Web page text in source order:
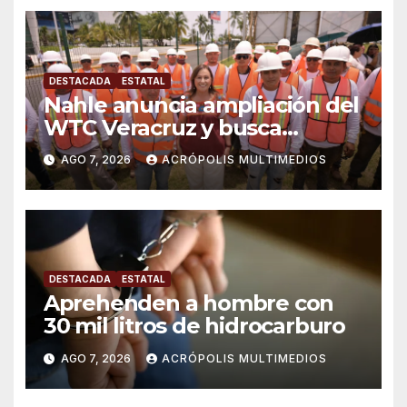
DESTACADA ESTATAL
Nahle anuncia ampliación del
WTC Veracruz y busca
solución para ingenio en crisis
AGO 7, 2026 ACRÓPOLIS MULTIMEDIOS
DESTACADA ESTATAL
Aprehenden a hombre con
30 mil litros de hidrocarburo
AGO 7, 2026 ACRÓPOLIS MULTIMEDIOS